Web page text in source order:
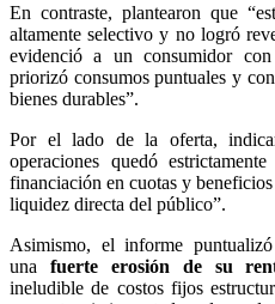
En contraste, plantearon que
altamente selectivo y no logró
evidenció a un consumidor
priorizó consumos puntuales y
bienes durables”.
Por el lado de la oferta,
operaciones quedó
financiación en cuotas y
liquidez directa del público”.
Asimismo, el informe
una fuerte erosión de su
ineludible de costos fijos